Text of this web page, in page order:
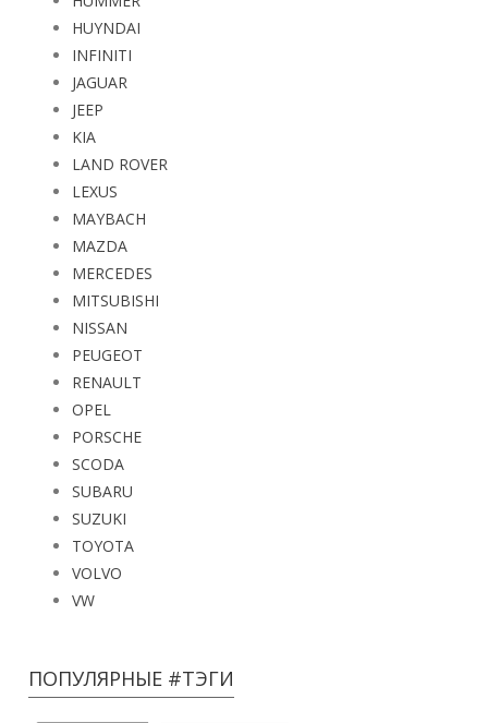
HUYNDAI
INFINITI
JAGUAR
JEEP
KIA
LAND ROVER
LEXUS
MAYBACH
MAZDA
MERCEDES
MITSUBISHI
NISSAN
PEUGEOT
RENAULT
OPEL
PORSCHE
SCODA
SUBARU
SUZUKI
TOYOTA
VOLVO
VW
ПОПУЛЯРНЫЕ #ТЭГИ